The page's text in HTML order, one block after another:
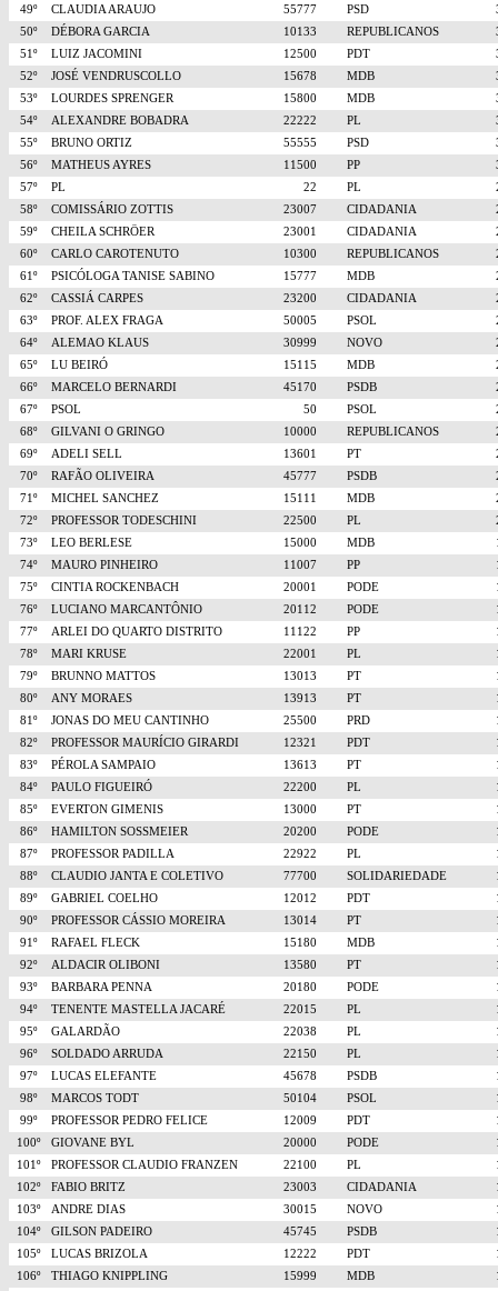
49º
CLAUDIA ARAUJO 55777 PSD
50º
DÉBORA GARCIA 10133 REPUBLICANOS
51º
LUIZ JACOMINI 12500 PDT
52º
JOSÉ VENDRUSCOLLO 15678 MDB
53º
LOURDES SPRENGER 15800 MDB
54º
ALEXANDRE BOBADRA 22222 PL
55º
BRUNO ORTIZ 55555 PSD
56º
MATHEUS AYRES 11500 PP
57º
PL 22 PL
58º
COMISSÁRIO ZOTTIS 23007 CIDADANIA
59º
CHEILA SCHRÖER 23001 CIDADANIA
60º
CARLO CAROTENUTO 10300 REPUBLICANOS
61º
PSICÓLOGA TANISE SABINO 15777 MDB
62º
CASSIÁ CARPES 23200 CIDADANIA
63º
PROF. ALEX FRAGA 50005 PSOL
64º
ALEMAO KLAUS 30999 NOVO
65º
LU BEIRÓ 15115 MDB
66º
MARCELO BERNARDI 45170 PSDB
67º
PSOL 50 PSOL
68º
GILVANI O GRINGO 10000 REPUBLICANOS
69º
ADELI SELL 13601 PT
70º
RAFÃO OLIVEIRA 45777 PSDB
71º
MICHEL SANCHEZ 15111 MDB
72º
PROFESSOR TODESCHINI 22500 PL
73º
LEO BERLESE 15000 MDB
74º
MAURO PINHEIRO 11007 PP
75º
CINTIA ROCKENBACH 20001 PODE
76º
LUCIANO MARCANTÔNIO 20112 PODE
77º
ARLEI DO QUARTO DISTRITO 11122 PP
78º
MARI KRUSE 22001 PL
79º
BRUNNO MATTOS 13013 PT
80º
ANY MORAES 13913 PT
81º
JONAS DO MEU CANTINHO 25500 PRD
82º
PROFESSOR MAURÍCIO GIRARDI 12321 PDT
83º
PÉROLA SAMPAIO 13613 PT
84º
PAULO FIGUEIRÓ 22200 PL
85º
EVERTON GIMENIS 13000 PT
86º
HAMILTON SOSSMEIER 20200 PODE
87º
PROFESSOR PADILLA 22922 PL
88º
CLAUDIO JANTA E COLETIVO 77700 SOLIDARIEDADE
89º
GABRIEL COELHO 12012 PDT
90º
PROFESSOR CÁSSIO MOREIRA 13014 PT
91º
RAFAEL FLECK 15180 MDB
92º
ALDACIR OLIBONI 13580 PT
93º
BARBARA PENNA 20180 PODE
94º
TENENTE MASTELLA JACARÉ 22015 PL
95º
GALARDÃO 22038 PL
96º
SOLDADO ARRUDA 22150 PL
97º
LUCAS ELEFANTE 45678 PSDB
98º
MARCOS TODT 50104 PSOL
99º
PROFESSOR PEDRO FELICE 12009 PDT
100º
GIOVANE BYL 20000 PODE
101º
PROFESSOR CLAUDIO FRANZEN 22100 PL
102º
FABIO BRITZ 23003 CIDADANIA
103º
ANDRE DIAS 30015 NOVO
104º
GILSON PADEIRO 45745 PSDB
105º
LUCAS BRIZOLA 12222 PDT
106º
THIAGO KNIPPLING 15999 MDB